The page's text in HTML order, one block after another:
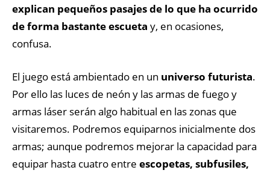
explican pequeños pasajes de lo que ha ocurrido
de forma bastante escueta y, en ocasiones,
confusa.
El juego está ambientado en un universo futurista.
Por ello las luces de neón y las armas de fuego y
armas láser serán algo habitual en las zonas que
visitaremos. Podremos equiparnos inicialmente dos
armas; aunque podremos mejorar la capacidad para
equipar hasta cuatro entre escopetas, subfusiles,